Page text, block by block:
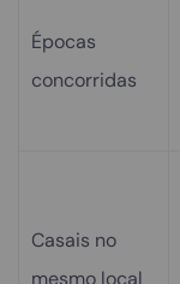
Épocas
concorridas
Casais no